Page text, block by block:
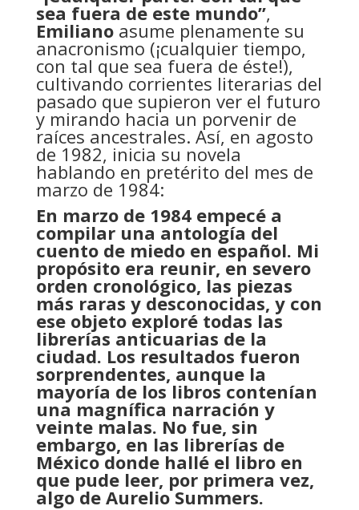
sea fuera de este mundo”,
Emilianoasume plenamente su
anacronismo (¡cualquier tiempo,
con tal que sea fuera de éste!),
cultivando corrientes literarias del
pasado que supieron ver el futuro
y mirando hacia un porvenir de
raíces ancestrales. Así, en agosto
de 1982, inicia su novela
hablando en pretérito del mes de
marzo de 1984:
En marzo de 1984 empecé a
compilar una antología del
cuento de miedo en español. Mi
propósito era reunir, en severo
orden cronológico, las piezas
más raras y desconocidas, y con
ese objeto exploré todas las
librerías anticuarias de la
ciudad. Los resultados fueron
sorprendentes, aunque la
mayoría de los libros contenían
una magnífica narración y
veinte malas. No fue, sin
embargo, en las librerías de
México donde hallé el libro en
que pude leer, por primera vez,
algo de Aurelio Summers.